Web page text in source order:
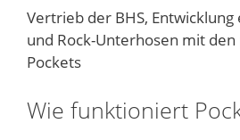
Vertrieb der BHS, Entwicklung
und Rock-Unterhosen mit
Pockets
Wie funktioniert